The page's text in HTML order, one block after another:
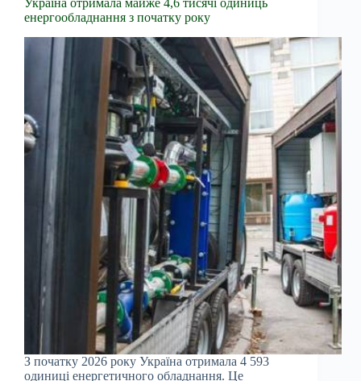
Україна отримала майже 4,6 тисячі одиниць
енергообладнання з початку року
З початку 2026 року Україна отримала 4 593
одиниці енергетичного обладнання. Це